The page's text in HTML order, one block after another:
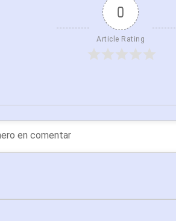
0
Article Rating